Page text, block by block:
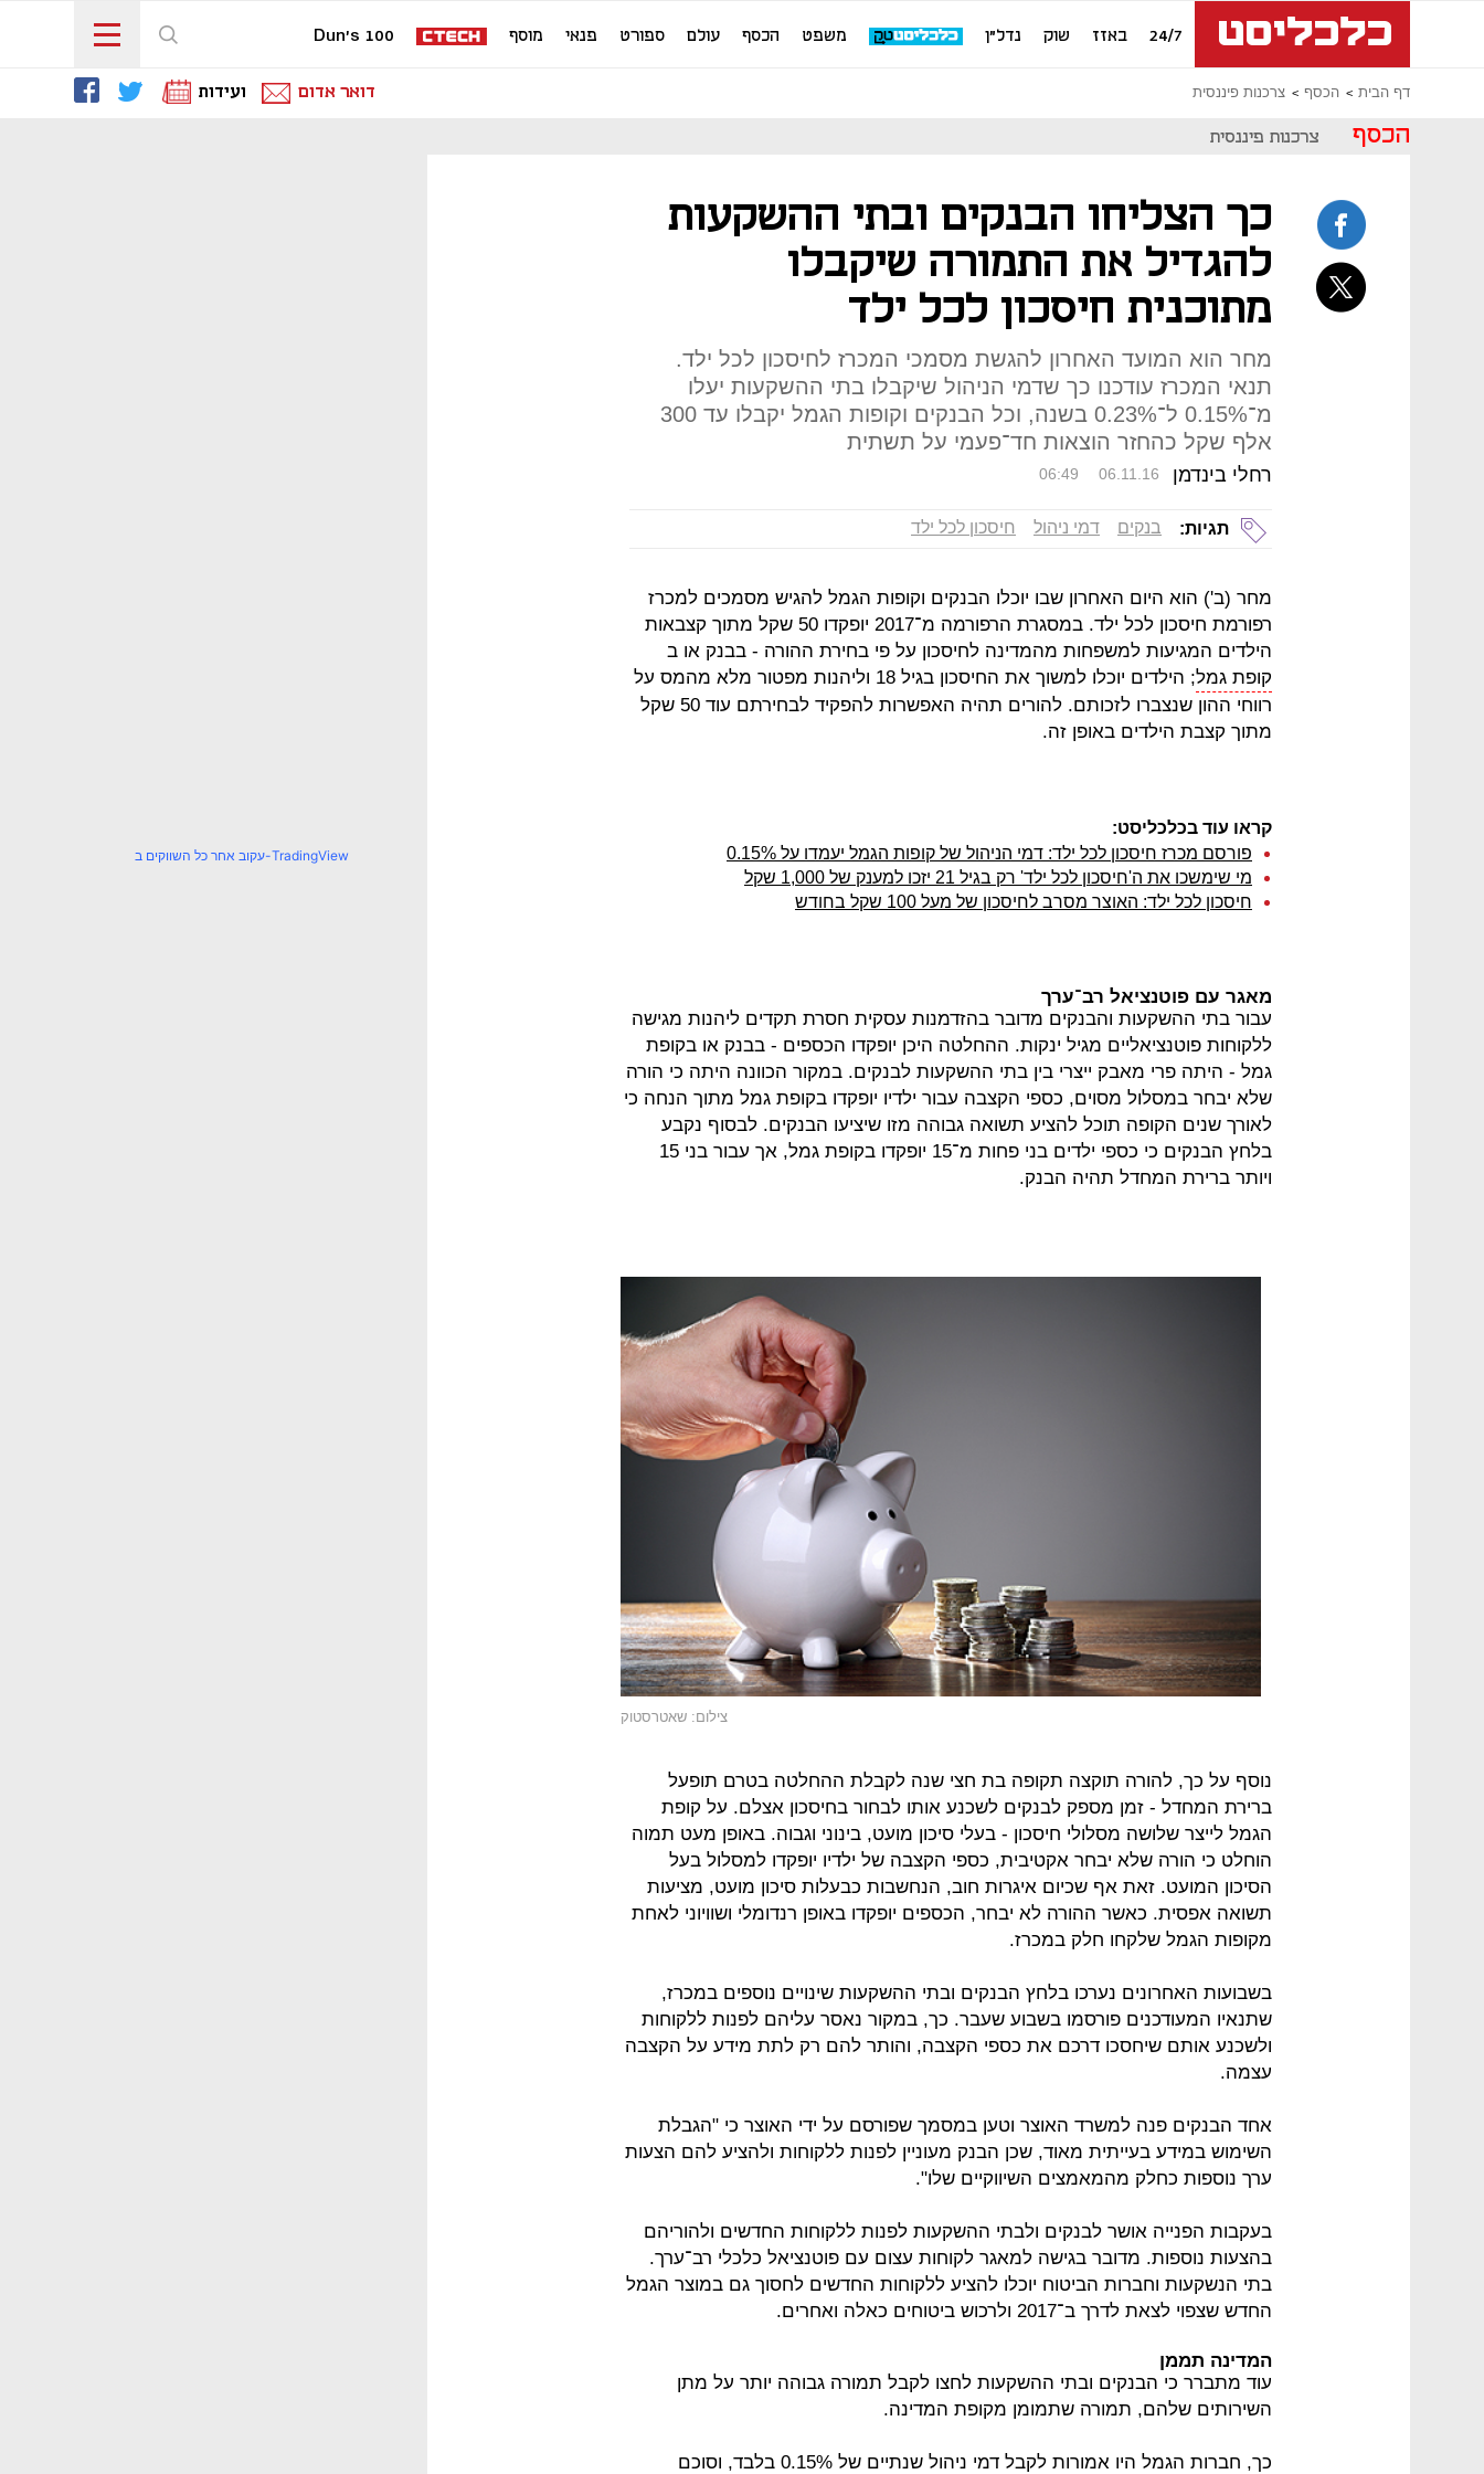
24/7 באזז שוק נדל"ן משפט הכסף עולם ספורט פנאי מוסף Dun's 100
דף הבית הכסף צרכנות פיננסית דואר אדום ועידות
הכסף צרכנות פיננסית
כך הצליחו הבנקים ובתי ההשקעות
להגדיל את התמורה שיקבלו
מתוכנית חיסכון לכל ילד
מחר הוא המועד האחרון להגשת מסמכי המכרז לחיסכון לכל ילד.
תנאי המכרז עודכנו כך שדמי הניהול שיקבלו בתי ההשקעות יעלו
מ־0.15% ל־0.23% בשנה, וכל הבנקים וקופות הגמל יקבלו עד 300
אלף שקל כהחזר הוצאות חד־פעמי על תשתית
רחלי בינדמן 06:49 06.11.16
תגיות: בנקים דמי ניהול חיסכון לכל ילד
מחר (ב') הוא היום האחרון שבו יוכלו הבנקים וקופות הגמל להגיש מסמכים למכרז
רפורמת חיסכון לכל ילד. במסגרת הרפורמה מ־2017 יופקדו 50 שקל מתוך קצבאות
הילדים המגיעות למשפחות מהמדינה לחיסכון על פי בחירת ההורה - בבנק או ב
קופת גמל
; הילדים יוכלו למשוך את החיסכון בגיל 18 וליהנות מפטור מלא מהמס על
רווחי ההון שנצברו לזכותם. להורים תהיה האפשרות להפקיד לבחירתם עוד 50 שקל
מתוך קצבת הילדים באופן זה.
קראו עוד בכלכליסט:
פורסם מכרז חיסכון לכל ילד: דמי הניהול של קופות הגמל יעמדו על 0.15%
מי שימשכו את ה'חיסכון לכל ילד' רק בגיל 21 יזכו למענק של 1,000 שקל
חיסכון לכל ילד: האוצר מסרב לחיסכון של מעל 100 שקל בחודש
מאגר עם פוטנציאל רב־ערך
עבור בתי ההשקעות והבנקים מדובר בהזדמנות עסקית חסרת תקדים ליהנות מגישה
ללקוחות פוטנציאליים מגיל ינקות. ההחלטה היכן יופקדו הכספים - בבנק או בקופת
גמל - היתה פרי מאבק ייצרי בין בתי ההשקעות לבנקים. במקור הכוונה היתה כי הורה
שלא יבחר במסלול מסוים, כספי הקצבה עבור ילדיו יופקדו בקופת גמל מתוך הנחה כי
לאורך שנים הקופה תוכל להציע תשואה גבוהה מזו שיציעו הבנקים. לבסוף נקבע
בלחץ הבנקים כי כספי ילדים בני פחות מ־15 יופקדו בקופת גמל, אך עבור בני 15
ויותר ברירת המחדל תהיה הבנק.
צילום: שאטרסטוק
נוסף על כך, להורה תוקצה תקופה בת חצי שנה לקבלת ההחלטה בטרם תופעל
ברירת המחדל - זמן מספק לבנקים לשכנע אותו לבחור בחיסכון אצלם. על קופת
הגמל לייצר שלושה מסלולי חיסכון - בעלי סיכון מועט, בינוני וגבוה. באופן מעט תמוה
הוחלט כי הורה שלא יבחר אקטיבית, כספי הקצבה של ילדיו יופקדו למסלול בעל
הסיכון המועט. זאת אף שכיום איגרות חוב, הנחשבות כבעלות סיכון מועט, מציעות
תשואה אפסית. כאשר ההורה לא יבחר, הכספים יופקדו באופן רנדומלי ושוויוני לאחת
מקופות הגמל שלקחו חלק במכרז.
בשבועות האחרונים נערכו בלחץ הבנקים ובתי ההשקעות שינויים נוספים במכרז,
שתנאיו המעודכנים פורסמו בשבוע שעבר. כך, במקור נאסר עליהם לפנות ללקוחות
ולשכנע אותם שיחסכו דרכם את כספי הקצבה, והותר להם רק לתת מידע על הקצבה
עצמה.
אחד הבנקים פנה למשרד האוצר וטען במסמך שפורסם על ידי האוצר כי "הגבלת
השימוש במידע בעייתית מאוד, שכן הבנק מעוניין לפנות ללקוחות ולהציע להם הצעות
ערך נוספות כחלק מהמאמצים השיווקיים שלו".
בעקבות הפנייה אושר לבנקים ולבתי ההשקעות לפנות ללקוחות החדשים ולהוריהם
בהצעות נוספות. מדובר בגישה למאגר לקוחות עצום עם פוטנציאל כלכלי רב־ערך.
בתי הנשקעות וחברות הביטוח יוכלו להציע ללקוחות החדשים לחסוך גם במוצר הגמל
החדש שצפוי לצאת לדרך ב־2017 ולרכוש ביטוחים כאלה ואחרים.
המדינה תממן
עוד מתברר כי הבנקים ובתי ההשקעות לחצו לקבל תמורה גבוהה יותר על מתן
השירותים שלהם, תמורה שתמומן מקופת המדינה.
כך, חברות הגמל היו אמורות לקבל דמי ניהול שנתיים של 0.15% בלבד, וסוכם
עקוב אחר כל השווקים ב-TradingView